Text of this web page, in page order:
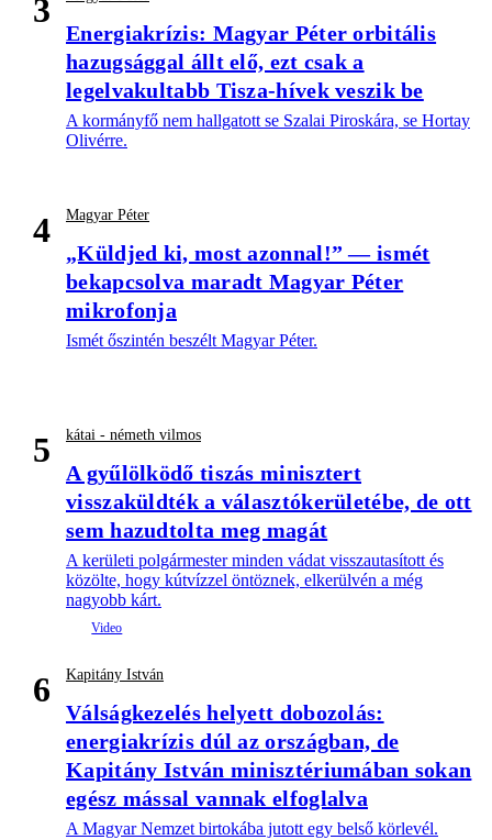
3
Energiakrízis: Magyar Péter orbitális
hazugsággal állt elő, ezt csak a
legelvakultabb Tisza-hívek veszik be
A kormányfő nem hallgatott se Szalai Piroskára, se Hortay
Olivérre.
4 Magyar Péter
„Küldjed ki, most azonnal!” — ismét
bekapcsolva maradt Magyar Péter
mikrofonja
Ismét őszintén beszélt Magyar Péter.
5 kátai - németh vilmos
A gyűlölködő tiszás minisztert
visszaküldték a választókerületébe, de ott
sem hazudtolta meg magát
A kerületi polgármester minden vádat visszautasított és
közölte, hogy kútvízzel öntöznek, elkerülvén a még
nagyobb kárt.
6 Kapitány István
Válságkezelés helyett dobozolás:
energiakrízis dúl az országban, de
Kapitány István minisztériumában sokan
egész mással vannak elfoglalva
A Magyar Nemzet birtokába jutott egy belső körlevél.